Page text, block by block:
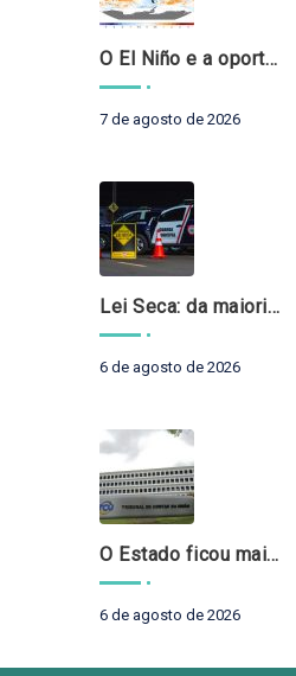
O El Niño e a oportunidade de fortalecer o controle externo das políticas climáticas
7 de agosto de 2026
Lei Seca: da maioridade à maturidade
6 de agosto de 2026
O Estado ficou mais complexo. O controle precisa acompanhar
6 de agosto de 2026